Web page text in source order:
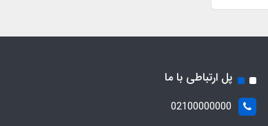
پل ارتباطی با ما
02100000000